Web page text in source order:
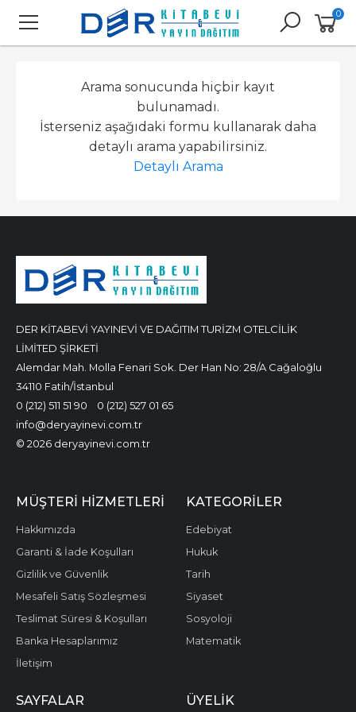
0
Arama sonucunda hiçbir kayıt
bulunamadı.
İsterseniz aşağıdaki formu kullanarak daha
detaylı arama yapabilirsiniz.
Detaylı Arama
DER KİTABEVİ YAYINEVİ VE DAĞITIM TURİZM OTELCİLİK
LİMİTED ŞİRKETİ
Alemdar Mah. Molla Fenari Sok. Der Han No: 28/A Cağaloğlu
34110 Fatih/İstanbul
0 (212) 511 51 90
0 (212) 527 01 65
info@deryayinevi.com.tr
© 2026 deryayinevi.com.tr
MÜŞTERI HIZMETLERI
Hakkımızda
Garanti & İade Koşulları
Gizlilik ve Güvenlik
Mesafeli Satış Sözleşmesi
Teslimat Süresi & Koşulları
Banka Hesaplarımız
İletişim
KATEGORILER
Edebiyat
Hukuk
Tarih
Siyaset
Sosyoloji
Matematik
SAYFALAR ÜYELIK